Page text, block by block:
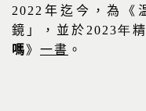
2022 年迄今，為《
鏡」，並於 2023年
嗎》 一書 。